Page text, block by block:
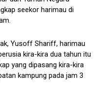
seekor harimau di
Yusoff Shariff, harimau
kira-kira dua tahun itu
yang dipasang kira-kira
kampung pada jam 3